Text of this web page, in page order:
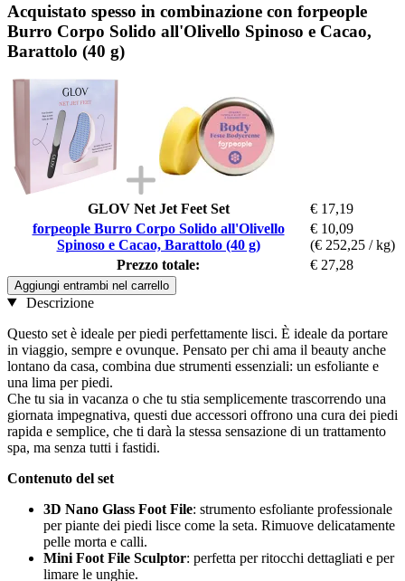
Acquistato spesso in combinazione con forpeople
Burro Corpo Solido all'Olivello Spinoso e Cacao,
Barattolo (40 g)
GLOV Net Jet Feet Set
€ 17,19
forpeople Burro Corpo Solido all'Olivello
Spinoso e Cacao, Barattolo (40 g)
€ 10,09
(€ 252,25 / kg)
Prezzo totale:
€ 27,28
Aggiungi entrambi nel carrello
Descrizione
Questo set è ideale per piedi perfettamente lisci. È ideale da portare
in viaggio, sempre e ovunque. Pensato per chi ama il beauty anche
lontano da casa, combina due strumenti essenziali: un esfoliante e
una lima per piedi.
Che tu sia in vacanza o che tu stia semplicemente trascorrendo una
giornata impegnativa, questi due accessori offrono una cura dei piedi
rapida e semplice, che ti darà la stessa sensazione di un trattamento
spa, ma senza tutti i fastidi.
Contenuto del set
3D Nano Glass Foot File: strumento esfoliante professionale
per piante dei piedi lisce come la seta. Rimuove delicatamente
pelle morta e calli.
Mini Foot File Sculptor: perfetta per ritocchi dettagliati e per
limare le unghie.